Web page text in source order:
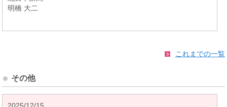
明橋 大二
これまでの一覧
その他
2025/12/15